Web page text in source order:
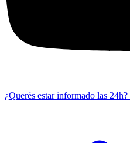
¿Querés estar informado las 24h?